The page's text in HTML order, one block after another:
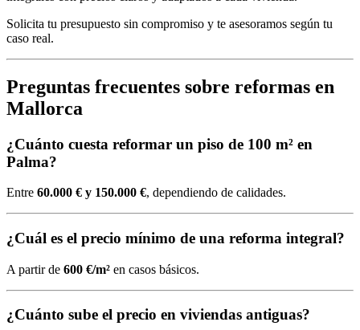
Solicita tu presupuesto sin compromiso y te asesoramos según tu
caso real.
Preguntas frecuentes sobre reformas en
Mallorca
¿Cuánto cuesta reformar un piso de 100 m² en
Palma?
Entre 60.000 € y 150.000 €, dependiendo de calidades.
¿Cuál es el precio mínimo de una reforma integral?
A partir de 600 €/m² en casos básicos.
¿Cuánto sube el precio en viviendas antiguas?